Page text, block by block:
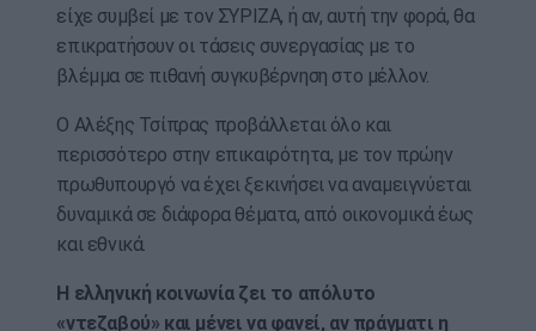
είχε συμβεί με τον ΣΥΡΙΖΑ, ή αν, αυτή την φορά, θα
επικρατήσουν οι τάσεις συνεργασίας με το
βλέμμα σε πιθανή συγκυβέρνηση στο μέλλον.
Ο Αλέξης Τσίπρας προβάλλεται όλο και
περισσότερο στην επικαιρότητα, με τον πρώην
πρωθυπουργό να έχει ξεκινήσει να αναμειγνύεται
δυναμικά σε διάφορα θέματα, από οικονομικά έως
και εθνικά.
Η ελληνική κοινωνία ζει το απόλυτο
«ντεζαβού» και μένει να φανεί, αν πράγματι η